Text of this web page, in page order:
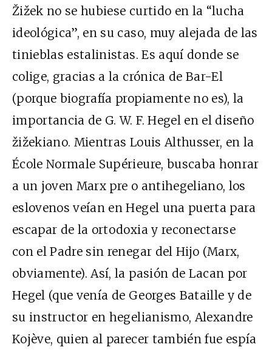
Žižek no se hubiese curtido en la “lucha
ideológica”, en su caso, muy alejada de las
tinieblas estalinistas. Es aquí donde se
colige, gracias a la crónica de Bar-El
(porque biografía propiamente no es), la
importancia de G. W. F. Hegel en el diseño
žižekiano. Mientras Louis Althusser, en la
École Normale Supérieure, buscaba honrar
a un joven Marx pre o antihegeliano, los
eslovenos veían en Hegel una puerta para
escapar de la ortodoxia y reconectarse
con el Padre sin renegar del Hijo (Marx,
obviamente). Así, la pasión de Lacan por
Hegel (que venía de Georges Bataille y de
su instructor en hegelianismo, Alexandre
Kojève, quien al parecer también fue espía